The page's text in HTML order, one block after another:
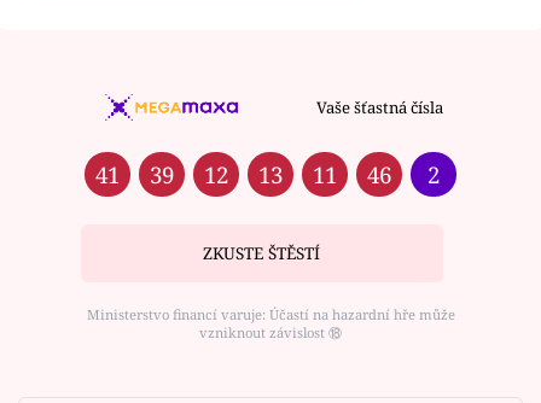
Vaše šťastná čísla
41 39 12 13 11 46 2
ZKUSTE ŠTĚSTÍ
Ministerstvo financí varuje: Účastí na hazardní hře může
vzniknout závislost ⑱